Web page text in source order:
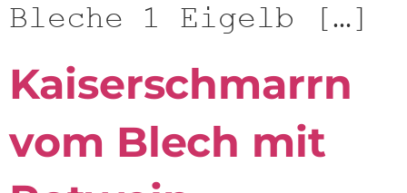
Bleche 1 Eigelb […]
Kaiserschmarrn
vom Blech mit